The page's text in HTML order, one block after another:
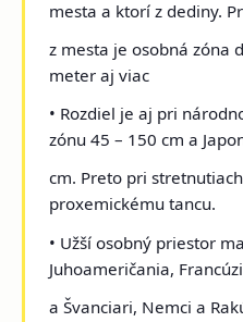
mesta a ktorí z dediny.
z mesta je osobná zóna
meter aj viac
• Rozdiel je aj pri
zónu 45 – 150 cm a
cm. Preto pri
proxemickému tancu.
• Užší osobný priestor
Juhoameričania,
a Švanciari, Nemci a